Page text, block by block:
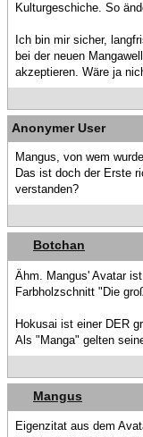
Kulturgeschiche. So
Ich bin mir sicher,
bei der neuen
akzeptieren. Wäre ja
Anonymer User
Mangus, von wem
Das ist doch der Erste
verstanden?
Botchan
Ähm. Mangus' Avatar
Farbholzschnitt "Die
Hokusai ist einer DER
Als "Manga" gelten
Mangus
Eigenzitat aus dem